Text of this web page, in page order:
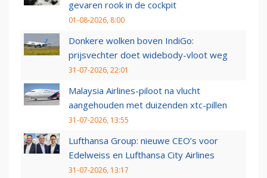
gevaren rook in de cockpit
01-08-2026, 8:00
Donkere wolken boven IndiGo:
prijsvechter doet widebody-vloot weg
31-07-2026, 22:01
Malaysia Airlines-piloot na vlucht
aangehouden met duizenden xtc-pillen
31-07-2026, 13:55
Lufthansa Group: nieuwe CEO’s voor
Edelweiss en Lufthansa City Airlines
31-07-2026, 13:17